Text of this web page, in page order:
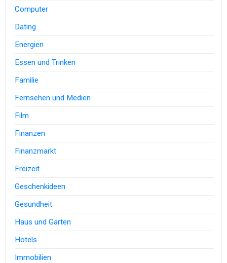
Computer
Dating
Energien
Essen und Trinken
Familie
Fernsehen und Medien
Film
Finanzen
Finanzmarkt
Freizeit
Geschenkideen
Gesundheit
Haus und Garten
Hotels
Immobilien